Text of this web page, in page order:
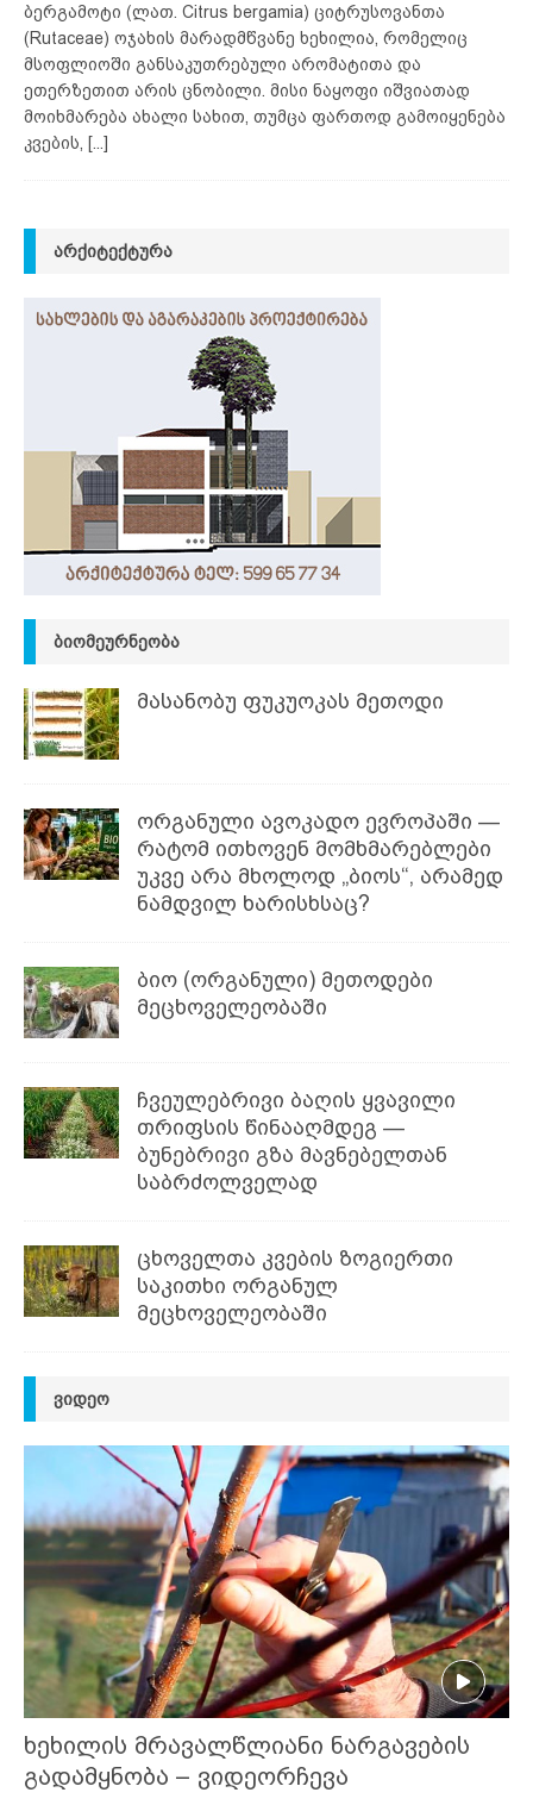
ბერგამოტი (ლათ. Citrus bergamia) ციტრუსოვანთა
(Rutaceae) ოჯახის მარადმწვანე ხეხილია, რომელიც
მსოფლიოში განსაკუთრებული არომატითა და
ეთერზეთით არის ცნობილი. მისი ნაყოფი იშვიათად
მოიხმარება ახალი სახით, თუმცა ფართოდ გამოიყენება
კვების,
[...]
ᲐᲠᲥᲘᲢᲔᲥᲢᲣᲠᲐ
ᲑᲘᲝᲛᲔᲣᲠᲜᲔᲝᲑᲐ
მასანობუ ფუკუოკას მეთოდი
ორგანული ავოკადო ევროპაში —
რატომ ითხოვენ მომხმარებლები
უკვე არა მხოლოდ „ბიოს“, არამედ
ნამდვილ ხარისხსაც?
ბიო (ორგანული) მეთოდები
მეცხოველეობაში
ჩვეულებრივი ბაღის ყვავილი
თრიფსის წინააღმდეგ —
ბუნებრივი გზა მავნებელთან
საბრძოლველად
ცხოველთა კვების ზოგიერთი
საკითხი ორგანულ
მეცხოველეობაში
ᲕᲘᲓᲔᲝ
ხეხილის მრავალწლიანი ნარგავების
გადამყნობა – ვიდეორჩევა